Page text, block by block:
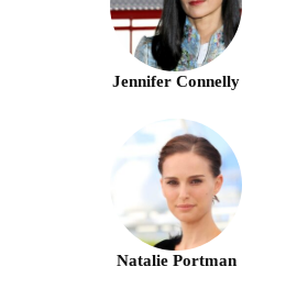
Jennifer Connelly
Natalie Portman